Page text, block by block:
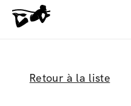
Retour à la liste